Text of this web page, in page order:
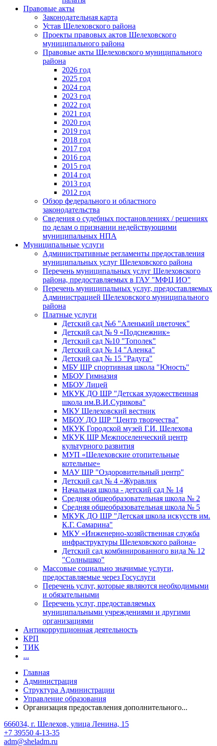
Правовые акты
Законодательная карта
Устав Шелеховского района
Проекты правовых актов Шелеховского
муниципального района
Правовые акты Шелеховского муниципального
района
2026 год
2025 год
2024 год
2023 год
2022 год
2021 год
2020 год
2019 год
2018 год
2017 год
2016 год
2015 год
2014 год
2013 год
2012 год
Обзор федерального и областного
законодательства
Сведения о судебных постановлениях / решениях
по делам о признании недействующими
муниципальных НПА
Муниципальные услуги
Административные регламенты предоставления
муниципальных услуг Шелеховского района
Перечень муниципальных услуг Шелеховского
района, предоставляемых в ГАУ "МФЦ ИО"
Перечень муниципальных услуг, предоставляемых
Администрацией Шелеховского муниципального
района
Платные услуги
Детский сад №6 "Аленький цветочек"
Детский сад № 9 «Подснежник»
Детский сад №10 "Тополек"
Детский сад № 14 "Аленка"
Детский сад № 15 "Радуга"
МБУ ШР спортивная школа "Юность"
МБОУ Гимназия
МБОУ Лицей
МКУК ДО ШР "Детская художественная
школа им.В.И.Сурикова"
МКУ Шелеховский вестник
МБОУ ДО ШР "Центр творчества"
МКУК Городской музей Г.И. Шелехова
МКУК ШР Межпоселенческий центр
культурного развития
МУП «Шелеховские отопительные
котельные»
МАУ ШР "Оздоровительный центр"
Детский сад № 4 «Журавлик
Начальная школа - детский сад № 14
Средняя общеобразовательная школа № 2
Средняя общеобразовательная школа № 5
МКУК ДО ШР "Детская школа искусств им.
К.Г. Самарина"
МКУ «Инженерно-хозяйственная служба
инфраструктуры Шелеховского района»
Детский сад комбинированного вида № 12
"Солнышко"
Массовые социально значимые услуги,
предоставляемые через Госуслуги
Перечень услуг, которые являются необходимыми
и обязательными
Перечень услуг, предоставляемых
муниципальными учреждениями и другими
организациями
Антикоррупционная деятельность
КРП
ТИК
...
Главная
Администрация
Структура Администрации
Управление образования
Организация предоставления дополнительного...
666034, г. Шелехов, улица Ленина, 15
+7 39550 4-13-35
adm@sheladm.ru